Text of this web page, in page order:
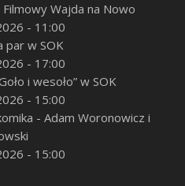
Wajda na Nowo
- 11:00
par w SOK
- 17:00
i wesoło” w SOK
- 15:00
- Adam Woronowicz i
- 15:00